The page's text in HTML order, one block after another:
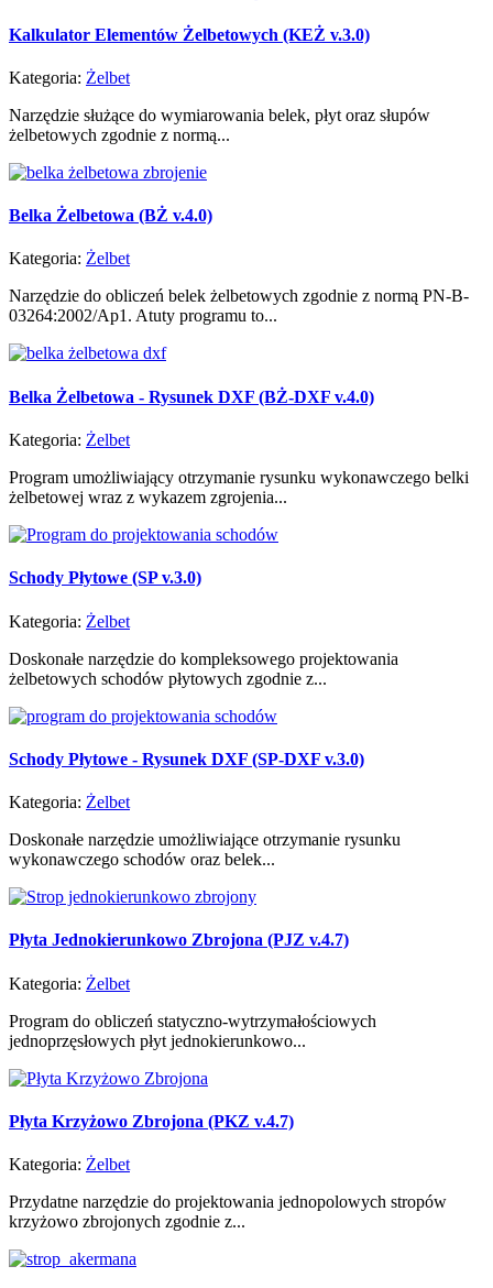
Kalkulator Elementów Żelbetowych (KEŻ v.3.0)
Kategoria: Żelbet
Narzędzie służące do wymiarowania belek, płyt oraz słupów
żelbetowych zgodnie z normą...
Belka Żelbetowa (BŻ v.4.0)
Kategoria: Żelbet
Narzędzie do obliczeń belek żelbetowych zgodnie z normą PN-B-
03264:2002/Ap1. Atuty programu to...
Belka Żelbetowa - Rysunek DXF (BŻ-DXF v.4.0)
Kategoria: Żelbet
Program umożliwiający otrzymanie rysunku wykonawczego belki
żelbetowej wraz z wykazem zgrojenia...
Schody Płytowe (SP v.3.0)
Kategoria: Żelbet
Doskonałe narzędzie do kompleksowego projektowania
żelbetowych schodów płytowych zgodnie z...
Schody Płytowe - Rysunek DXF (SP-DXF v.3.0)
Kategoria: Żelbet
Doskonałe narzędzie umożliwiające otrzymanie rysunku
wykonawczego schodów oraz belek...
Płyta Jednokierunkowo Zbrojona (PJZ v.4.7)
Kategoria: Żelbet
Program do obliczeń statyczno-wytrzymałościowych
jednoprzęsłowych płyt jednokierunkowo...
Płyta Krzyżowo Zbrojona (PKZ v.4.7)
Kategoria: Żelbet
Przydatne narzędzie do projektowania jednopolowych stropów
krzyżowo zbrojonych zgodnie z...